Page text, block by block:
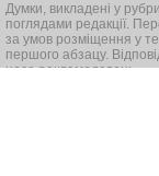
Думки, викладені у
поглядами редакції.
за умов розміщення у
першого абзацу.
несе рекламодавець